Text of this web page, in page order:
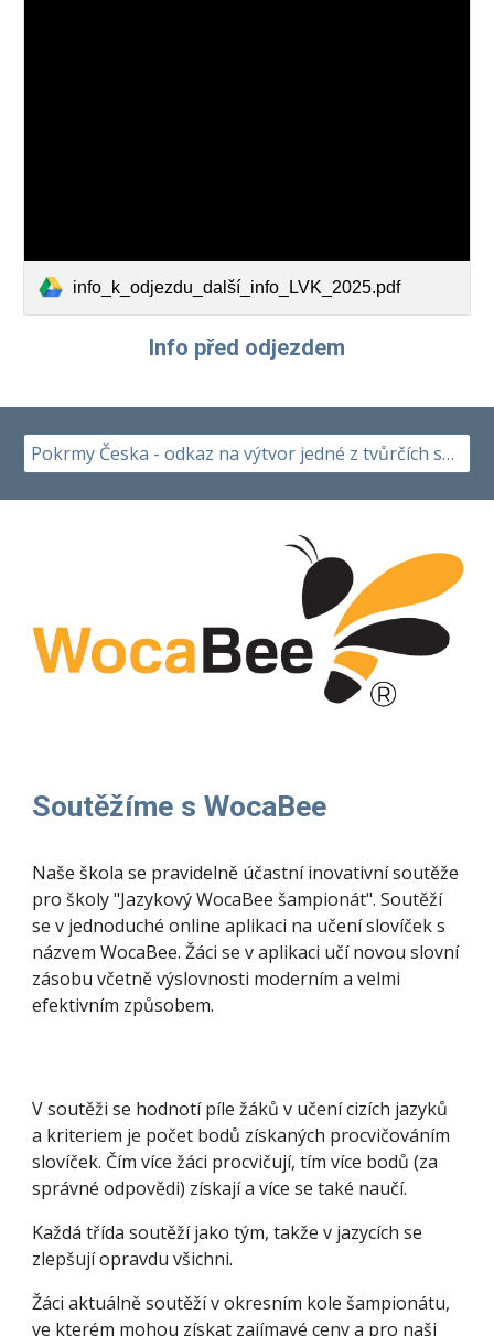
info_k_odjezdu_další_info_LVK_2025.pdf
Info před odjezdem
Pokrmy Česka - odkaz na výtvor jedné z tvůrčích skupin projektového Dne Země 2023
Soutěžíme s WocaBee
Naše škola se pravidelně účastní inovativní soutěže
pro školy "Jazykový WocaBee šampionát". Soutěží
se v jednoduché online aplikaci na učení slovíček s
názvem WocaBee. Žáci se v aplikaci učí novou slovní
zásobu včetně výslovnosti moderním a velmi
efektivním způsobem.
V soutěži se hodnotí píle žáků v učení cizích jazyků
a kriteriem je počet bodů získaných procvičováním
slovíček. Čím více žáci procvičují, tím více bodů (za
správné odpovědi) získají a více se také naučí.
Každá třída soutěží jako tým, takže v jazycích se
zlepšují opravdu všichni.
Žáci aktuálně soutěží v okresním kole šampionátu,
ve kterém mohou získat zajímavé ceny a pro naši